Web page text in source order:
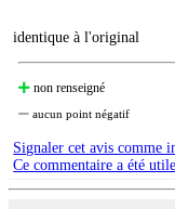
identique à l'original
non renseigné
aucun point négatif
Signaler cet avis comme
Ce commentaire a été